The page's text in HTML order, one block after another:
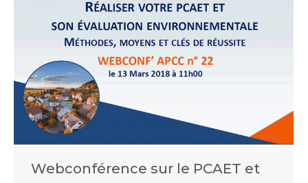
Webconférence sur le PCAET et